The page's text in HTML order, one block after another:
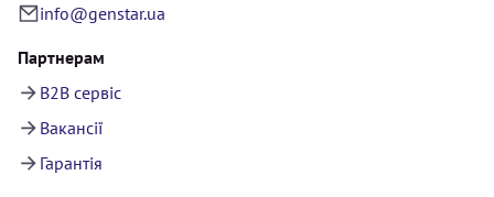
info@genstar.ua
Партнерам
B2B сервіс
Вакансії
Гарантія